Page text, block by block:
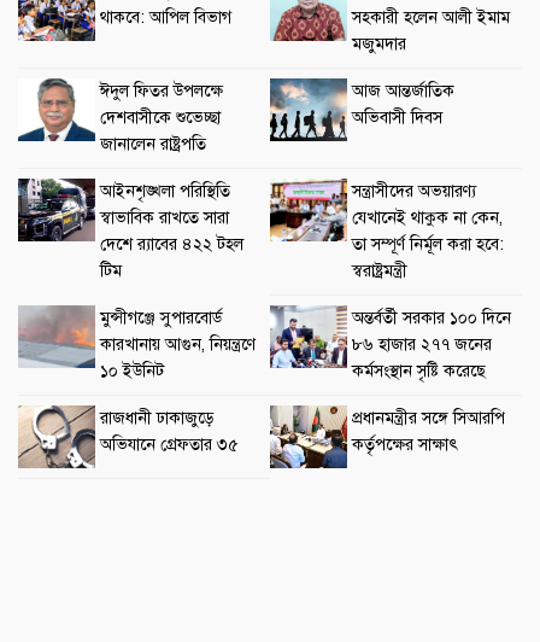
থাকবে: আপিল বিভাগ
সহকারী হলেন আলী ইমাম
মজুমদার
ঈদুল ফিতর উপলক্ষে
দেশবাসীকে শুভেচ্ছা
জানালেন রাষ্ট্রপতি
আজ আন্তর্জাতিক
অভিবাসী দিবস
আইনশৃঙ্খলা পরিস্থিতি
স্বাভাবিক রাখতে সারা
দেশে র‌্যাবের ৪২২ টহল
টিম
সন্ত্রাসীদের অভয়ারণ্য
যেখানেই থাকুক না কেন,
তা সম্পূর্ণ নির্মূল করা হবে:
স্বরাষ্ট্রমন্ত্রী
মুন্সীগঞ্জে সুপারবোর্ড
কারখানায় আগুন, নিয়ন্ত্রণে
১০ ইউনিট
অন্তর্বর্তী সরকার ১০০ দিনে
৮৬ হাজার ২৭৭ জনের
কর্মসংস্থান সৃষ্টি করেছে
রাজধানী ঢাকাজুড়ে
অভিযানে গ্রেফতার ৩৫
প্রধানমন্ত্রীর সঙ্গে সিআরপি
কর্তৃপক্ষের সাক্ষাৎ